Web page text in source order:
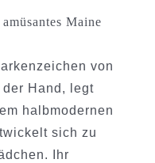
Maine
von
Hand, legt
halbmodernen
sich zu
Ihr